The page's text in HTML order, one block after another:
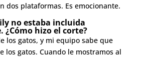
dos plataformas. Es emocionante.
no estaba incluida
hizo el corte?
los gatos, y mi equipo sabe que
los gatos. Cuando le mostramos al